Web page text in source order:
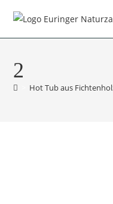
2
Hot Tub aus